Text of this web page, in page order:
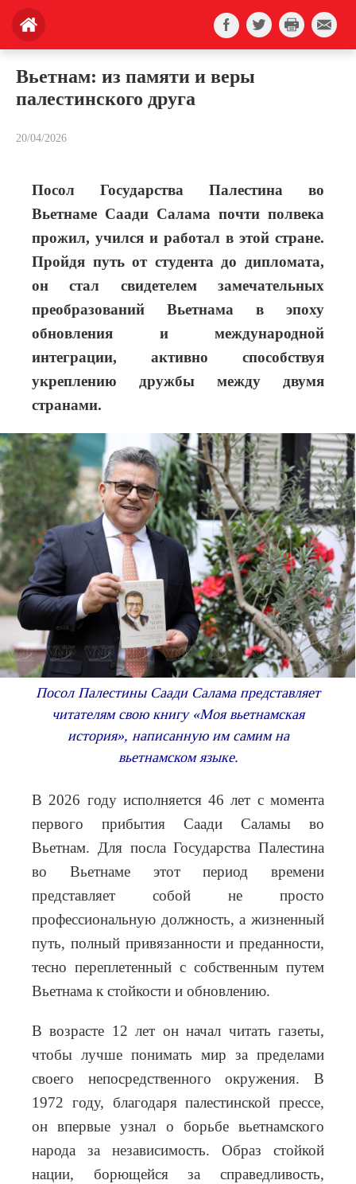
Вьетнам: из памяти и веры
палестинского друга
20/04/2026
Посол Государства Палестина во
Вьетнаме Саади Салама почти полвека
прожил, учился и работал в этой стране.
Пройдя путь от студента до дипломата,
он стал свидетелем замечательных
преобразований Вьетнама в эпоху
обновления и международной
интеграции, активно способствуя
укреплению дружбы между двумя
странами.
Посол Палестины Саади Салама представляет
читателям свою книгу «Моя вьетнамская
история», написанную им самим на
вьетнамском языке.
В 2026 году исполняется 46 лет с момента
первого прибытия Саади Саламы во
Вьетнам. Для посла Государства Палестина
во Вьетнаме этот период времени
представляет собой не просто
профессиональную должность, а жизненный
путь, полный привязанности и преданности,
тесно переплетенный с собственным путем
Вьетнама к стойкости и обновлению.
В возрасте 12 лет он начал читать газеты,
чтобы лучше понимать мир за пределами
своего непосредственного окружения. В
1972 году, благодаря палестинской прессе,
он впервые узнал о борьбе вьетнамского
народа за независимость. Образ стойкой
нации, борющейся за справедливость,